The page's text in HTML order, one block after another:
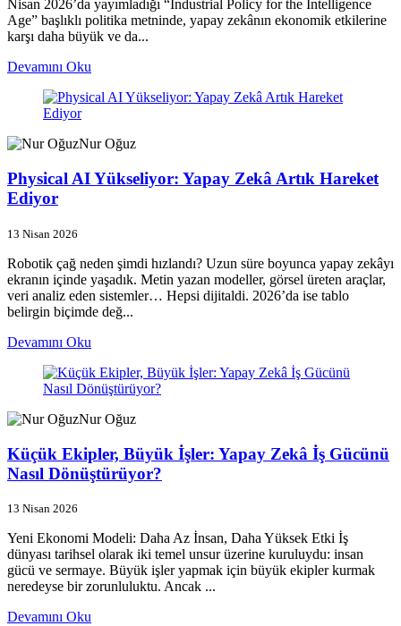
Nisan 2026’da yayımladığı “Industrial Policy for the Intelligence
Age” başlıklı politika metninde, yapay zekânın ekonomik etkilerine
karşı daha büyük ve da...
Devamını Oku
Nur Oğuz
Physical AI Yükseliyor: Yapay Zekâ Artık Hareket
Ediyor
13 Nisan 2026
Robotik çağ neden şimdi hızlandı? Uzun süre boyunca yapay zekâyı
ekranın içinde yaşadık. Metin yazan modeller, görsel üreten araçlar,
veri analiz eden sistemler… Hepsi dijitaldi. 2026’da ise tablo
belirgin biçimde değ...
Devamını Oku
Nur Oğuz
Küçük Ekipler, Büyük İşler: Yapay Zekâ İş Gücünü
Nasıl Dönüştürüyor?
13 Nisan 2026
Yeni Ekonomi Modeli: Daha Az İnsan, Daha Yüksek Etki İş
dünyası tarihsel olarak iki temel unsur üzerine kuruluydu: insan
gücü ve sermaye. Büyük işler yapmak için büyük ekipler kurmak
neredeyse bir zorunluluktu. Ancak ...
Devamını Oku